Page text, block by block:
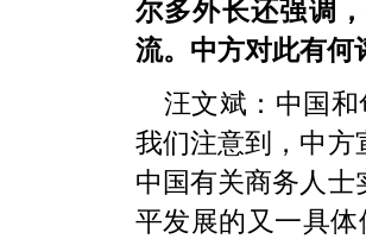
尔多外长还强调
流。中方对此有何
汪文斌： 中国
我们注意到，中方
中国有关商务人
平发展的又一具